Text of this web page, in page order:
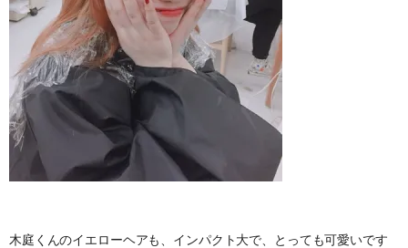
木庭くんのイエローヘアも、インパクト大で、とっても可愛いです